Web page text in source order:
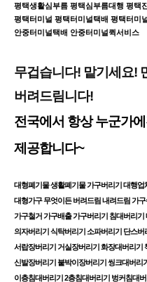
평택생활심부름 평택심부름대행 평택
평택터미널 평택터미널택배 평택터미
안중터미널택배 안중터미널퀵서비스
무겁습니다! 맡기세요!
버려드림니다!
전국에서 항상 누군가
제공합니다~
대형폐기물 생활폐기물 가구버리기 대행
대형가구 무엇이든 버려드림 내려드림 가
가구철거 가구배출 가구버리기 침대버리
의자버리기 식탁버리기 소파버리기 단스
서랍장버리기 거실장버리기 화장대버리기
신발장버리기 붙박이장버리기 씽크대버리
이층침대버리기 2층침대버리기 벙커침대